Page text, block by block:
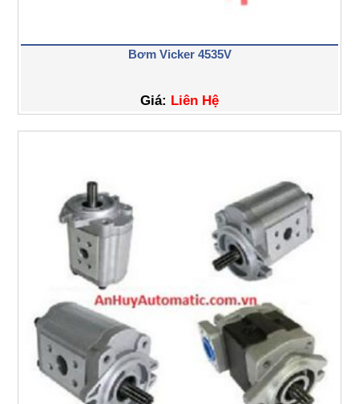
Bơm Vicker 4535V
Giá: Liên Hệ